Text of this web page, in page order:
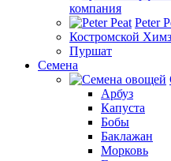
компания
Peter
Костромской
Пуршат
Семена
Арбуз
Капуста
Бобы
Баклажан
Морковь